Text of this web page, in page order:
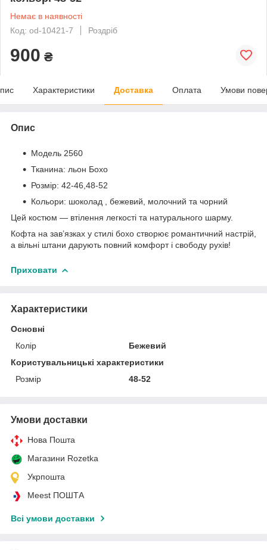
Немає в наявності
Код: od-10421-7
Роздріб
900 ₴
Характеристики Доставка Оплата Умови
Опис
Модель 2560
Тканина: льон Бохо
Розмір: 42-46,48-52
Кольори: шоколад , бежевий, молочний та чорний
Цей костюм — втілення легкості та натурального шарму.
Кофта на зав’язках у стилі бохо створює романтичний настрій,
а вільні штани дарують повний комфорт і свободу рухів!
Приховати
Характеристики
Основні
Колір
Бежевий
Користувальницькі характеристики
Розмір
48-52
Умови доставки
Нова Пошта
Магазини Rozetka
Укрпошта
Meest ПОШТА
Всі умови доставки